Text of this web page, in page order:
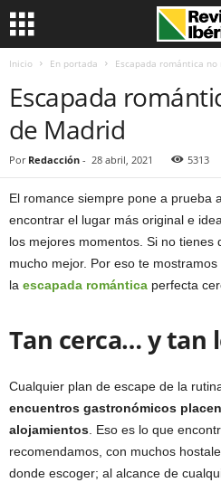
Inicio En portada Escapada romántica
Escapada
de Madrid
Por Redacción - 28 abril, 2021 5313
El romance siempre pone a prueba
encontrar el lugar más original e
los mejores momentos. Si no tienes
mucho mejor. Por eso te
la escapada romántica perfecta
Tan cerca… y tan
Cualquier plan de escape de la
encuentros gastronómicos
alojamientos . Eso es lo que
recomendamos, con muchos
donde escoger; al alcance de